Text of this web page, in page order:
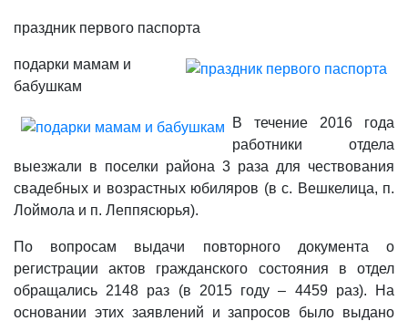
праздник первого паспорта
подарки мамам и
бабушкам
В течение 2016 года
работники отдела
выезжали в поселки района 3 раза для чествования
свадебных и возрастных юбиляров (в с. Вешкелица, п.
Лоймола и п. Леппясюрья).
По вопросам выдачи повторного документа о
регистрации актов гражданского состояния в отдел
обращались 2148 раз (в 2015 году – 4459 раз). На
основании этих заявлений и запросов было выдано